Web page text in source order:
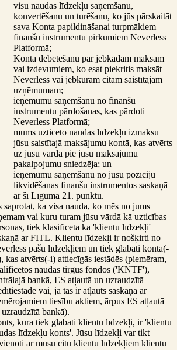
visu naudas līdzekļu saņemšanu,
konvertēšanu un turēšanu, ko jūs pārskaitāt
sava Konta papildināšanai turpmākiem
finanšu instrumentu pirkumiem Neverless
Platformā;
Konta debetēšanu par jebkādām maksām
vai izdevumiem, ko esat piekritis maksāt
Neverless vai jebkuram citam saistītajam
uzņēmumam;
ieņēmumu saņemšanu no finanšu
instrumentu pārdošanas, kas pārdoti
Neverless Platformā;
mums uzticēto naudas līdzekļu izmaksu
jūsu saistītajā maksājumu kontā, kas atvērts
uz jūsu vārda pie jūsu maksājumu
pakalpojumu sniedzēja; un
ieņēmumu saņemšanu no jūsu pozīciju
likvidēšanas finanšu instrumentos saskaņā
ar šī Līguma 21. punktu.
saprotat, ka visa nauda, ko mēs no jums
vai kuru turam jūsu vārdā kā uzticības
tiek klasificēta kā 'klientu līdzekļi'
ar FITL. Klientu līdzekļi ir nošķirti no
pašu līdzekļiem un tiek glabāti kontā(-
kas atvērts(-i) attiecīgās iestādēs (piemēram,
naudas tirgus fondos ('KNTF'),
bankā, ES atļautā un uzraudzītā
vai, ja tas ir atļauts saskaņā ar
tiesību aktiem, ārpus ES atļautā
bankā).
kurā tiek glabāti klientu līdzekļi, ir 'klientu
līdzekļu konts'. Jūsu līdzekļi var tikt
ar mūsu citu klientu līdzekļiem klientu